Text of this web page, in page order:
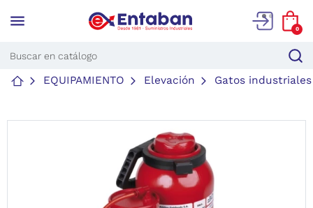
menu 0
EQUIPAMIENTO Elevación Gatos industriales